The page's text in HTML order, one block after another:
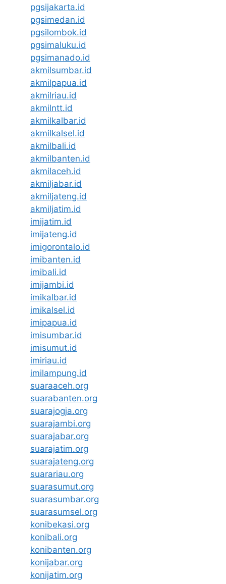
pgsijakarta.id
pgsimedan.id
pgsilombok.id
pgsimaluku.id
pgsimanado.id
akmilsumbar.id
akmilpapua.id
akmilriau.id
akmilntt.id
akmilkalbar.id
akmilkalsel.id
akmilbali.id
akmilbanten.id
akmilaceh.id
akmiljabar.id
akmiljateng.id
akmiljatim.id
imijatim.id
imijateng.id
imigorontalo.id
imibanten.id
imibali.id
imijambi.id
imikalbar.id
imikalsel.id
imipapua.id
imisumbar.id
imisumut.id
imiriau.id
imilampung.id
suaraaceh.org
suarabanten.org
suarajogja.org
suarajambi.org
suarajabar.org
suarajatim.org
suarajateng.org
suarariau.org
suarasumut.org
suarasumbar.org
suarasumsel.org
konibekasi.org
konibali.org
konibanten.org
konijabar.org
konijatim.org